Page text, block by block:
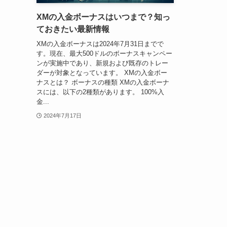
XMの入金ボーナスはいつまで？知っ
ておきたい最新情報
XMの入金ボーナスは2024年7月31日までで
す。現在、最大500ドルのボーナスキャンペー
ンが実施中であり、新規および既存のトレー
ダーが対象となっています。 XMの入金ボー
ナスとは？ ボーナスの種類 XMの入金ボーナ
スには、以下の2種類があります。 100%入
金...
2024年7月17日